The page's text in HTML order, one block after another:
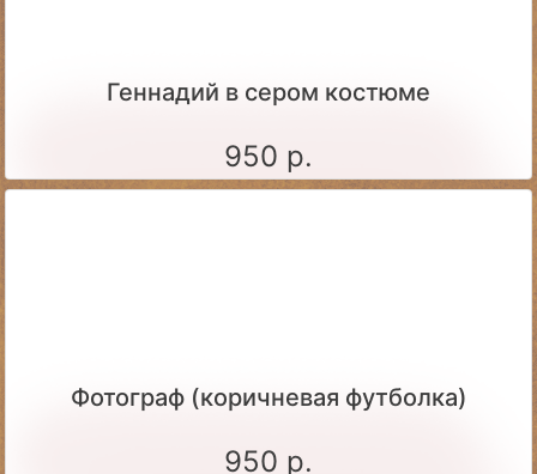
Геннадий в сером костюме
950 р.
Фотограф (коричневая футболка)
950 р.